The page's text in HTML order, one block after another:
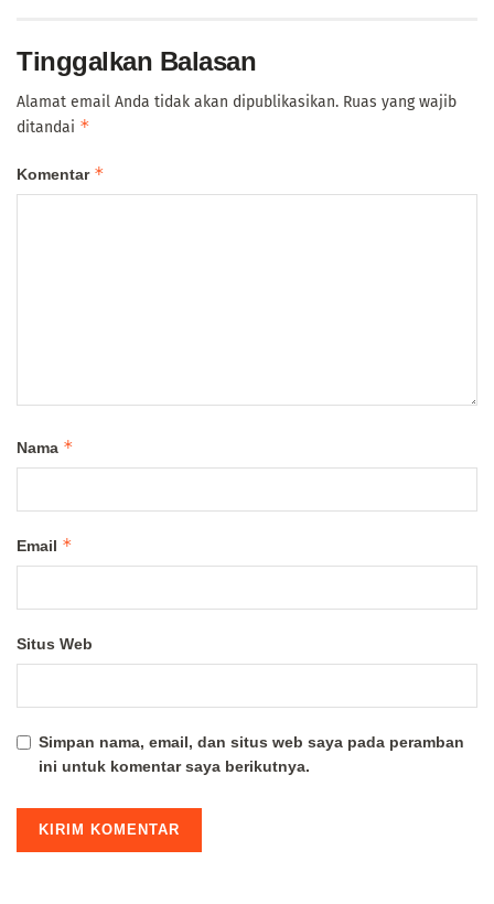
Tinggalkan Balasan
Alamat email Anda tidak akan dipublikasikan. Ruas yang wajib
ditandai *
Komentar *
Nama *
Email *
Situs Web
Simpan nama, email, dan situs web saya pada peramban
ini untuk komentar saya berikutnya.